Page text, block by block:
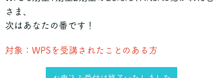
さま、
次はあなたの番です！
対象：WPSを受講されたことのある方